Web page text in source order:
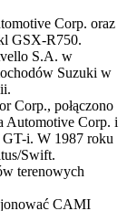
Corp. oraz
GSX-R750.
S.A. w
Suzuki w
Corp., połączono
Automotive Corp. i
i. W 1987 roku
Swift.
terenowych
CAMI